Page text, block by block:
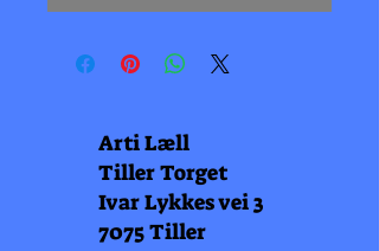
Arti Læll
Tiller Torget
Ivar Lykkes vei 3
7075 Tiller